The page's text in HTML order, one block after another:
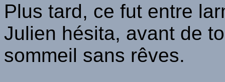
Plus tard, ce fut entre
Julien hésita, avant de
sommeil sans rêves.